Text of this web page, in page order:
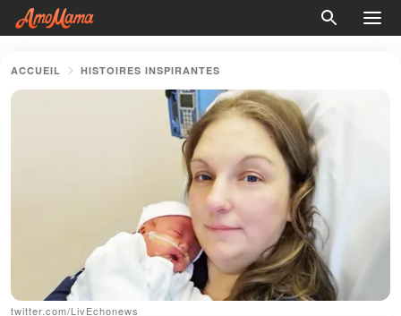
ACCUEIL HISTOIRES INSPIRANTES
twitter.com/LivEchonews